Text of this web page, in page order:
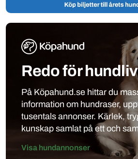
Redo för
På Köpahund.se hittar du
information om hundraser,
tusentals annonser. Kärlek,
kunskap samlat på ett och
Visa hundannonser